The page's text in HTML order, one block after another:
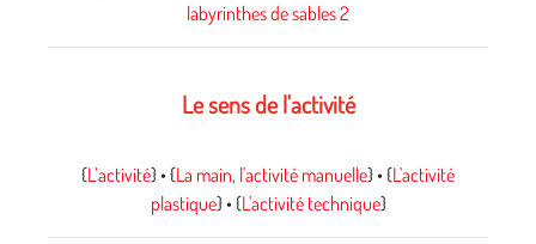
labyrinthes de sables 2
Le sens de l'activité
{L’activité} • {La main, l'activité manuelle} • {L'activité
plastique} • {L'activité technique}